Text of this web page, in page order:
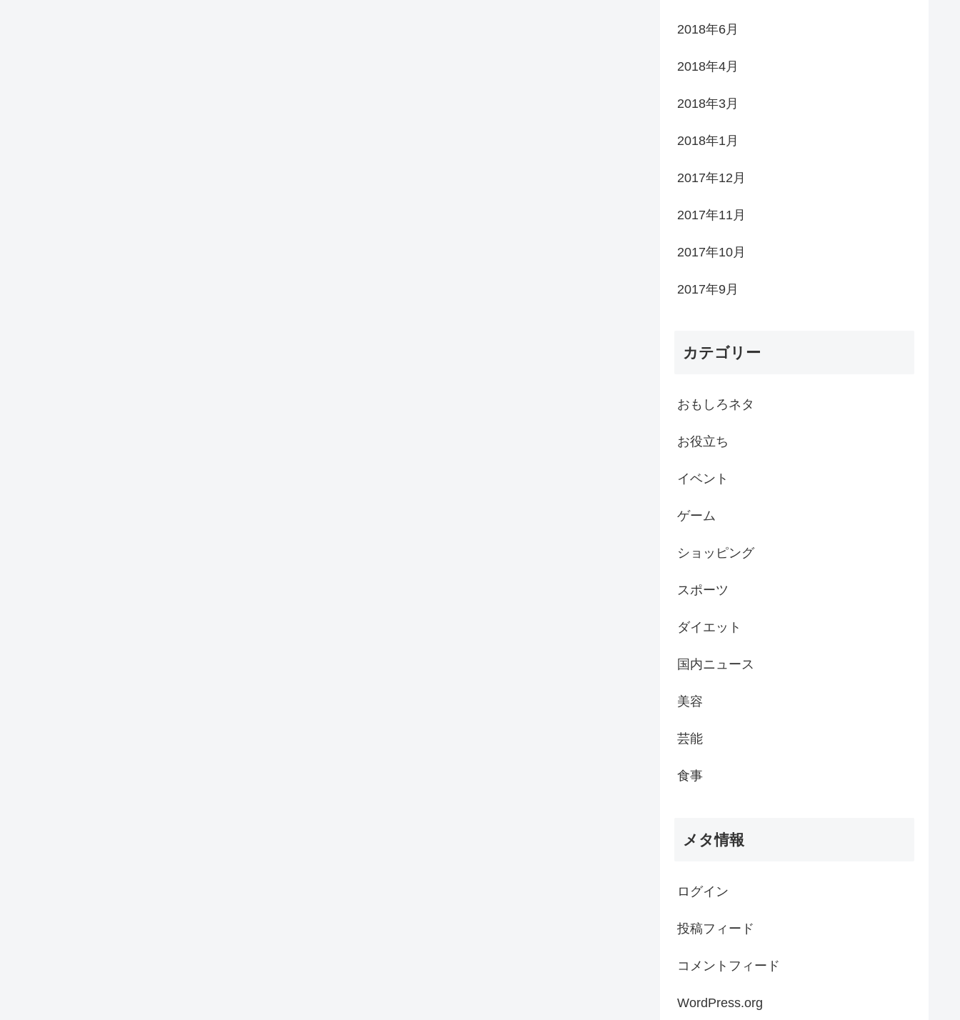
2018年6月
2018年4月
2018年3月
2018年1月
2017年12月
2017年11月
2017年10月
2017年9月
カテゴリー
おもしろネタ
お役立ち
イベント
ゲーム
ショッピング
スポーツ
ダイエット
国内ニュース
美容
芸能
食事
メタ情報
ログイン
投稿フィード
コメントフィード
WordPress.org